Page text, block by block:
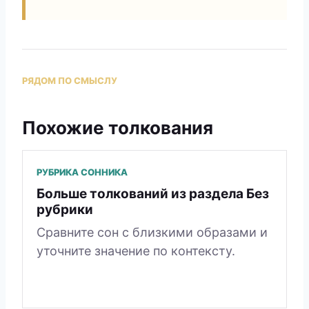
РЯДОМ ПО СМЫСЛУ
Похожие толкования
РУБРИКА СОННИКА
Больше толкований из раздела Без
рубрики
Сравните сон с близкими образами и
уточните значение по контексту.